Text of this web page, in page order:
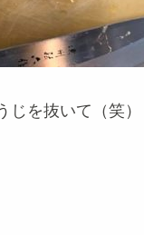
じを抜いて（笑）